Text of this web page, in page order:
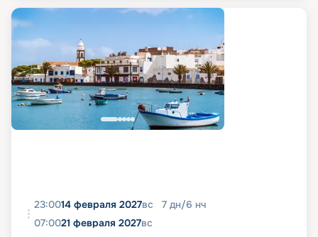
23:0014 февраля 2027вс 7 дн/6 нч
07:0021 февраля 2027вс